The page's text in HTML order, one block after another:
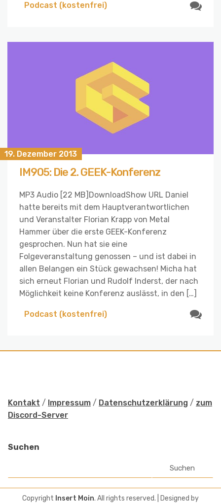
Podcast (kostenfrei)
19. Dezember 2013
IM905: Die 2. GEEK-Konferenz
MP3 Audio [22 MB]DownloadShow URL Daniel
hatte bereits mit dem Hauptverantwortlichen
und Veranstalter Florian Krapp von Metal
Hammer über die erste GEEK-Konferenz
gesprochen. Nun hat sie eine
Folgeveranstaltung genossen – und ist dabei in
allen Belangen ein Stück gewachsen! Micha hat
sich erneut Florian und Rudolf Inderst, der nach
Möglichkeit keine Konferenz auslässt, in den […]
Podcast (kostenfrei)
Kontakt / Impressum / Datenschutzerklärung / zum
Discord-Server
Suchen
Suchen
Copyright Insert Moin. All rights reserved. | Designed by